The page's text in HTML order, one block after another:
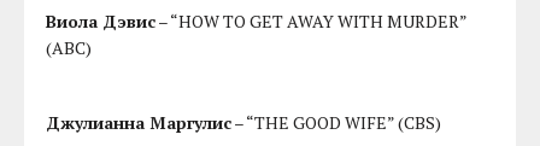
Виола Дэвис– “HOW TO GET AWAY WITH MURDER”
(ABC)
Джулианна Маргулис– “THE GOOD WIFE” (CBS)